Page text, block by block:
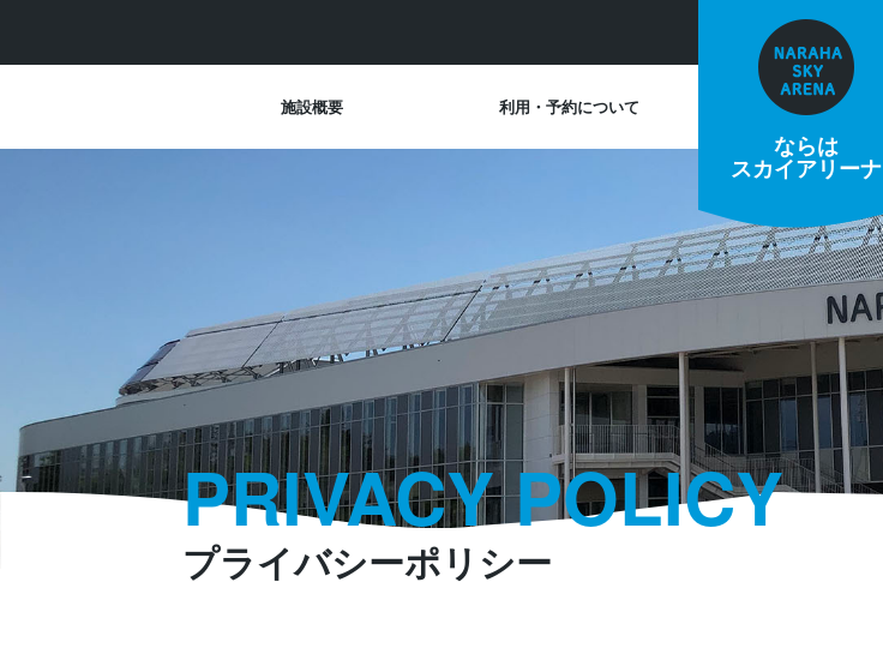
ならは
スカイアリーナ
施設概要 利用・予約について
PRIVACY POLICY
プライバシーポリシー